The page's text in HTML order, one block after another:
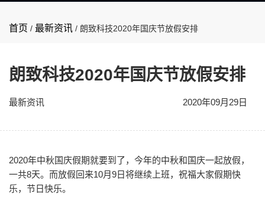
首页 / 最新资讯 / 朗致科技2020年国庆节放假安排
朗致科技2020年国庆节放假安排
最新资讯 2020年09月29日
2020年中秋国庆假期就要到了，今年的中秋和国庆一起放假，
一共8天。而放假回来10月9日将继续上班，祝福大家假期快
乐，节日快乐。